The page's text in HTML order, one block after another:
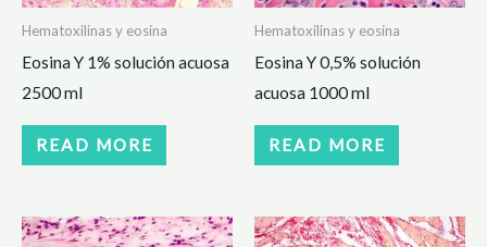
Hematoxilinas y eosina
Eosina Y 1% solución acuosa
2500 ml
READ MORE
Hematoxilinas y eosina
Eosina Y 0,5% solución
acuosa 1000 ml
READ MORE